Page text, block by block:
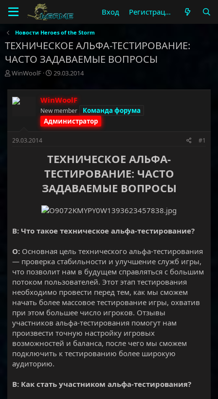
Вход Регистрация
Новости Heroes of the Storm
ТЕХНИЧЕСКОЕ АЛЬФА-ТЕСТИРОВАНИЕ:
ЧАСТО ЗАДАВАЕМЫЕ ВОПРОСЫ
А
т
о
р
ы
WinWoolF
Д
т
а
н
а
ч
29.03.2014
WinWoolF
New member
Команда форума
Администратор
29.03.2014 #1
ТЕХНИЧЕСКОЕ АЛЬФА-
ТЕСТИРОВАНИЕ: ЧАСТО
ЗАДАВАЕМЫЕ ВОПРОСЫ
В: Что такое техническое альфа-тестирование?
О: Основная цель технического альфа-тестирования
— проверка стабильности и улучшение служб игры,
что позволит нам в будущем справляться с большим
потоком пользователей. Этот этап тестирования
необходимо провести перед тем, как мы сможем
начать более массовое тестирование игры, охватив
при этом большее число игроков. Отзывы
участников альфа-тестирования помогут нам
произвести точную настройку игровых
возможностей и баланса, после чего мы сможем
подключить к тестированию более широкую
аудиторию.
В: Как стать участником альфа-тестирования?